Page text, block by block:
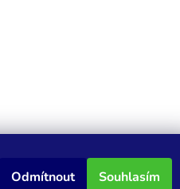
Odmítnout Souhlasím